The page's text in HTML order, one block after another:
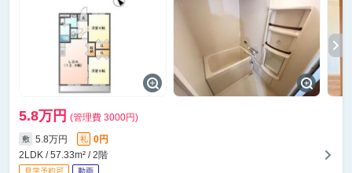
5.8万円 (管理費 3000円)
敷 5.8万円 礼
0円
2LDK / 57.33m² / 2階